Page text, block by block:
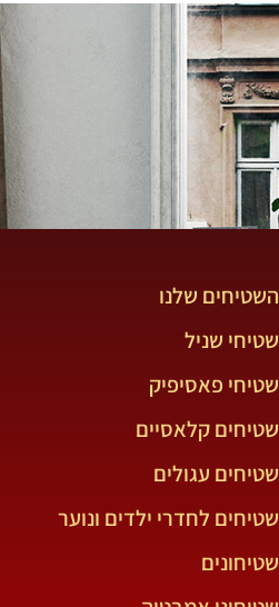
השטיחים שלנו
שטיחי שניל
שטיחי פאסיפיק
שטיחים קלאסיים
שטיחים עגולים
שטיחים לחדרי ילדים ונוער
שטיחונים